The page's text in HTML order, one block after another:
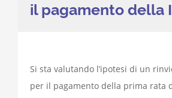
il pagamento della
Si sta valutando l’ipotesi di un
per il pagamento della prima rata